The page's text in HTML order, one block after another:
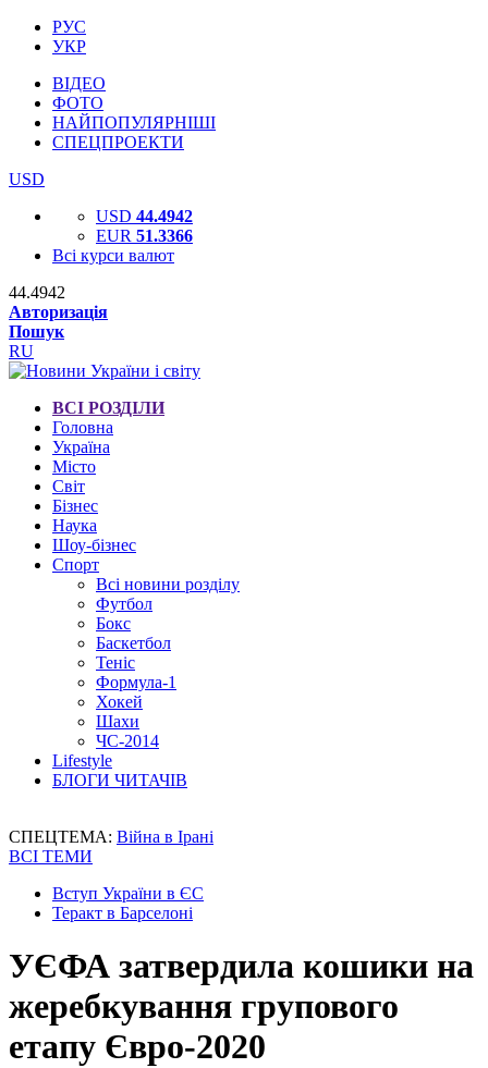
РУС
УКР
ВІДЕО
ФОТО
НАЙПОПУЛЯРНІШІ
СПЕЦПРОЕКТИ
USD
USD 44.4942
EUR 51.3366
Всі курси валют
44.4942
Авторизація
Пошук
RU
ВСІ РОЗДІЛИ
Головна
Україна
Місто
Світ
Бізнес
Наука
Шоу-бізнес
Спорт
Всі новини розділу
Футбол
Бокс
Баскетбол
Теніс
Формула-1
Хокей
Шахи
ЧС-2014
Lifestyle
БЛОГИ ЧИТАЧІВ
СПЕЦТЕМА: Війна в Ірані
ВСІ ТЕМИ
Вступ України в ЄС
Теракт в Барселоні
УЄФА затвердила кошики на
жеребкування групового
етапу Євро-2020